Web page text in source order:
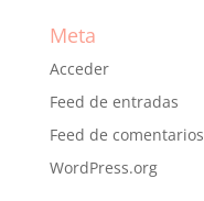
Meta
Acceder
Feed de entradas
Feed de comentarios
WordPress.org